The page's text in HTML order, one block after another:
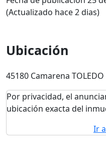
(Actualizado hace 2 dias)
Ubicación
45180 Camarena
Por privacidad, el
ubicación exacta del
Ir